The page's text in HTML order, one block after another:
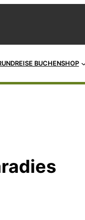
BUCHENSHOP